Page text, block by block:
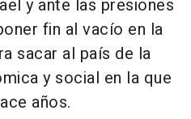
y ante las presiones
fin al vacío en la
sacar al país de la
y social en la que
años.